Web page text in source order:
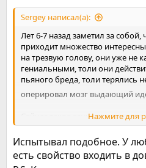
Sergey написал(а):
Лет 6-7 назад заметил за собой,
приходит множество
на трезвую голову, они уже не
гениальными, толи они
пьяного бреда, толи терялись
оперировал мозг выдающий
Сейчас такое случается очень
Нажмите для
Испытывал подобное. У
есть свойство входить в